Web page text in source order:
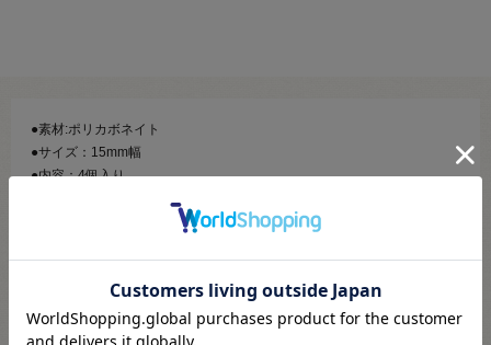
●素材:ポリカボネイト
●サイズ：15mm幅
●内容：4個入り
お弁当バンドやブックバンドを作るのに最適です。
※ゴムは付属していません。